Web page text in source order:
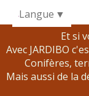
Et si
Avec JARDIBO
Conifères,
Mais aussi de la
Langue ▼